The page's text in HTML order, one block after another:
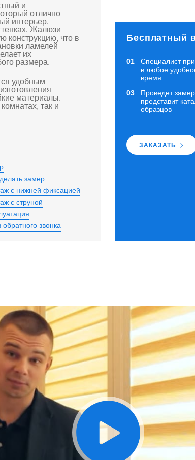
и
отлично
интерьер.
Жалюзи
конструкцию, что в
ламелей
их
размера.
удобным
материалы.
так и
замер
с нижней фиксацией
с струной
обратного звонка
Бесплатный
Специалист
в любое
время
Проведет
представит
образцов
ЗАКАЗАТЬ